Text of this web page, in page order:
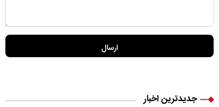
جدیدترین اخبار